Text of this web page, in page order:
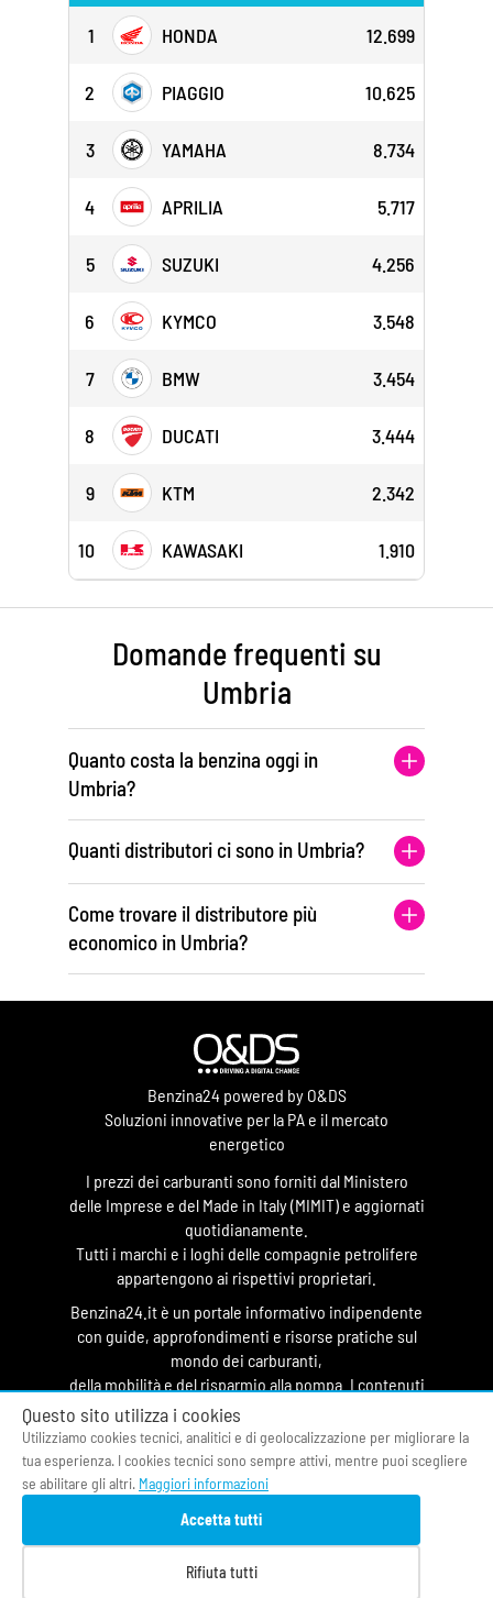
1 HONDA 12.699
2 PIAGGIO 10.625
3 YAMAHA 8.734
4 APRILIA 5.717
5 SUZUKI 4.256
6 KYMCO 3.548
7 BMW 3.454
8 DUCATI 3.444
9 KTM 2.342
10 KAWASAKI 1.910
Domande frequenti su
Umbria
Quanto costa la benzina oggi in
Umbria?
Quanti distributori ci sono in Umbria?
Come trovare il distributore più
economico in Umbria?
Benzina24 powered by O&DS
Soluzioni innovative per la PA e il mercato
energetico
I prezzi dei carburanti sono forniti dal Ministero
delle Imprese e del Made in Italy (MIMIT) e aggiornati
quotidianamente.
Tutti i marchi e i loghi delle compagnie petrolifere
appartengono ai rispettivi proprietari.
Benzina24.it è un portale informativo indipendente
con guide, approfondimenti e risorse pratiche sul
mondo dei carburanti,
della mobilità e del risparmio alla pompa. I contenuti
hanno finalità divulgativa e non costituiscono
testata giornalistica.
© 2026 O&DS S.r.l.
CF & P.IVA 05058400964
Cookie Policy
Contatti|Fonti|Chi siamo
Prezzi benzina oggi|Osservatorio Carburanti
Questo sito utilizza i cookies
Utilizziamo cookies tecnici, analitici e di geolocalizzazione per migliorare la
tua esperienza. I cookies tecnici sono sempre attivi, mentre puoi scegliere
se abilitare gli altri. Maggiori informazioni
Accetta tutti
Rifiuta tutti